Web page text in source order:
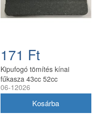
171 Ft
Kipufogó tömítés kínai
fűkasza 43cc 52cc
06-12026